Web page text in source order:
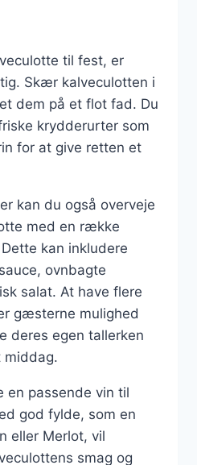
til fest, er
Skær kalveculotten i
dem på et flot fad. Du
krydderurter som
for at give retten et
kan du også overveje
med en række
kan inkludere
ovnbagte
salat. At have flere
gæsterne mulighed
deres egen tallerken
middag.
en passende vin til
god fylde, som en
eller Merlot, vil
smag og